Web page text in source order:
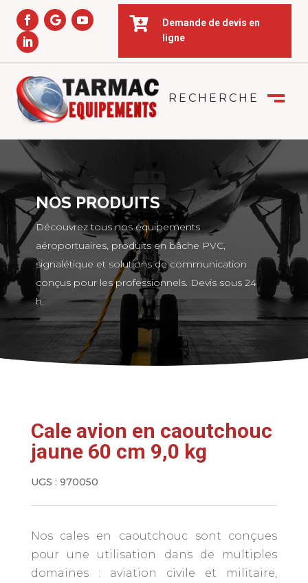

Demande de devis en
ligne
RECHERCHE
NOS PRODUITS
Découvrez tous nos équipements
aéroportuaires, produits en bâche PVC,
signalétique et solutions de communication
conçus pour les professionnels. Devis sous 24
h.
Cale avion en caoutchouc
jaune 60 cm 9,0 kg
UGS : 970050
Nos cales en caoutchouc sont conçues
pour une utilisation dans de multiples
domaines : aviation civile et militaire,